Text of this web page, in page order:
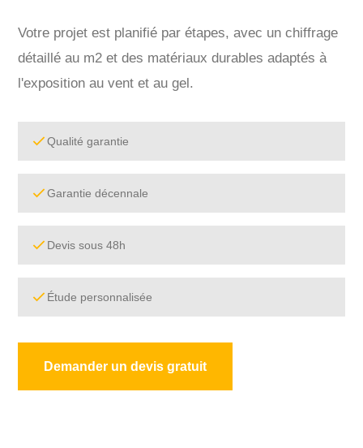
Votre projet est planifié par étapes, avec un chiffrage
détaillé au m2 et des matériaux durables adaptés à
l'exposition au vent et au gel.
Qualité garantie
Garantie décennale
Devis sous 48h
Étude personnalisée
Demander un devis gratuit